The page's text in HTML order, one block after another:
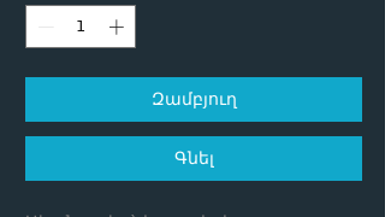
Զամբյուղ
Գնել